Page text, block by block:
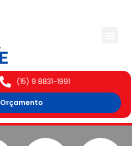
(15) 9 8831-1991
Orçamento